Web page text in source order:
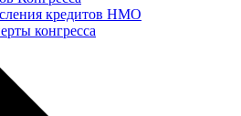
кредитов НМО
конгресса